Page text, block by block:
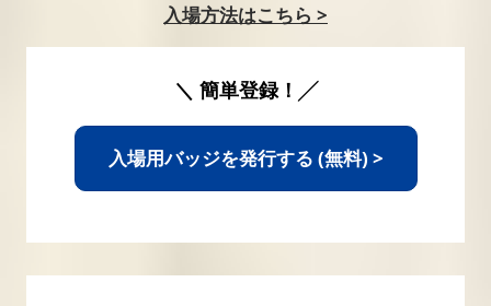
入場方法はこちら >
＼ 簡単登録！╱
入場用バッジを発行する (無料) >